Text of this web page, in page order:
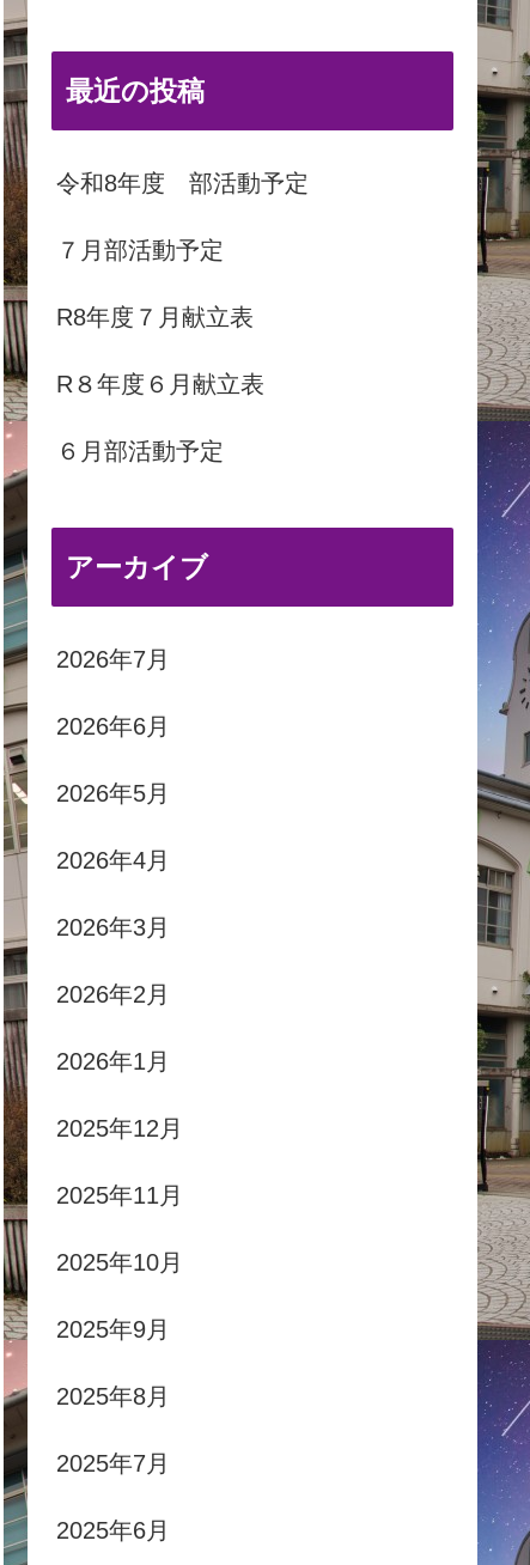
最近の投稿
令和8年度 部活動予定
７月部活動予定
R8年度７月献立表
R８年度６月献立表
６月部活動予定
アーカイブ
2026年7月
2026年6月
2026年5月
2026年4月
2026年3月
2026年2月
2026年1月
2025年12月
2025年11月
2025年10月
2025年9月
2025年8月
2025年7月
2025年6月